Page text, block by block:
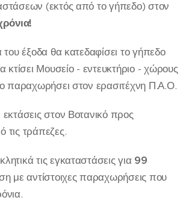
(εκτός από το γήπεδο) στον
έξοδα θα κατεδαφίσει το γήπεδο
κτίσει Μουσείο - εντευκτήριο - χώρους
παραχωρήσει στον ερασιτέχνη Π.Α.Ο.
στον Βοτανικό προς
τις τράπεζες.
τις εγκαταστάσεις για 99
με αντίστοιχες παραχωρήσεις που